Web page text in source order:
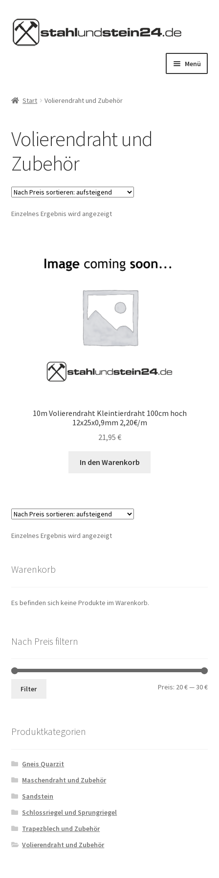
Zur
Navigation
springen
Zum
Inhalt
springen
Menü
STEIN KAUFEN
SERVICES
KONTAKT
MEIN KONTO
Start Volierendraht und Zubehör
Volierendraht und
Zubehör
Einzelnes Ergebnis wird angezeigt
10m Volierendraht Kleintierdraht 100cm hoch
12x25x0,9mm 2,20€/m
21,95 €
In den Warenkorb
Einzelnes Ergebnis wird angezeigt
Warenkorb
Es befinden sich keine Produkte im Warenkorb.
Nach Preis filtern
Min.
Filter Preis: 20 €—30 €
Produktkategorien
Gneis Quarzit
Maschendraht und Zubehör
Sandstein
Schlossriegel und Sprungriegel
Trapezblech und Zubehör
Volierendraht und Zubehör